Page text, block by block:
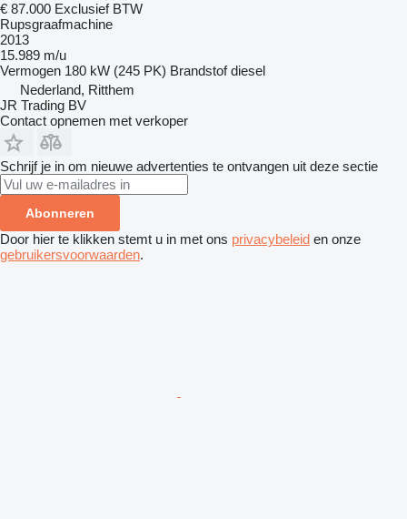
€ 87.000 Exclusief BTW
Rupsgraafmachine
2013
15.989 m/u
Vermogen 180 kW (245 PK) Brandstof diesel
Nederland, Ritthem
JR Trading BV
Contact opnemen met verkoper
Schrijf je in om nieuwe advertenties te ontvangen uit deze sectie
Abonneren
Door hier te klikken stemt u in met ons privacybeleid en onze
gebruikersvoorwaarden.